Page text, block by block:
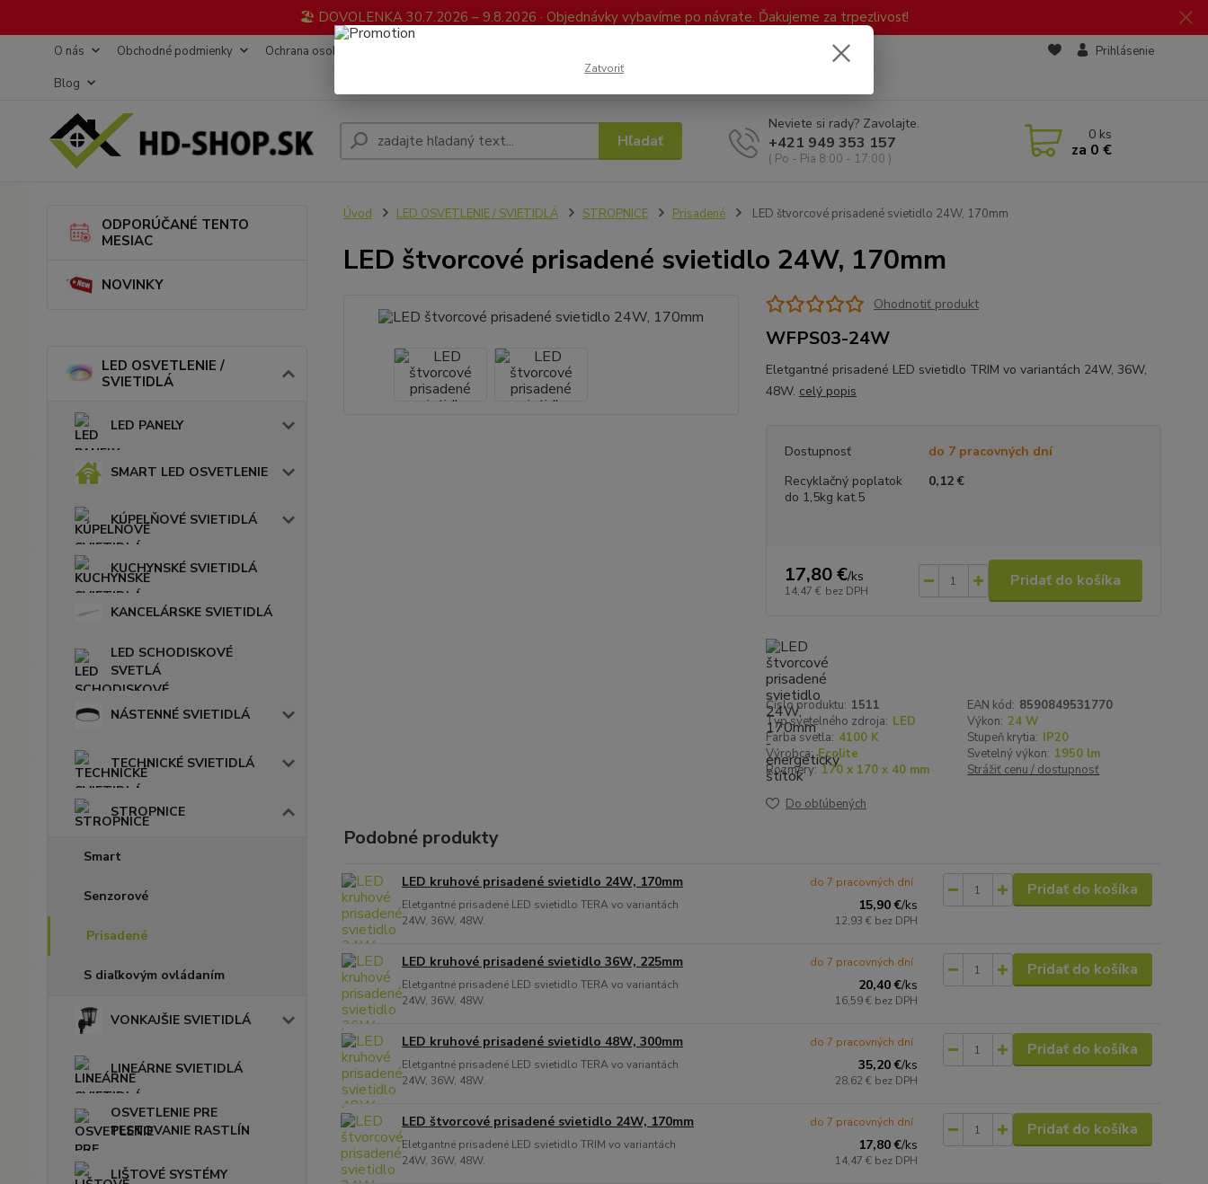
🏖️ DOVOLENKA 30.7.2026 – 9.8.2026 · Objednávky vybavíme po návrate. Ďakujeme za trpezlivosť!
O nás Obchodné podmienky Ochrana osobných údajov
Blog
Prihlásenie
Hľadať
Neviete si rady? Zavolajte.
+421 949 353 157
( Po - Pia 8:00 - 17:00 )
0 ks
za 0 €
ODPORÚČANÉ TENTO
MESIAC
NOVINKY
LED OSVETLENIE /
SVIETIDLÁ
LED PANELY
SMART LED OSVETLENIE
KÚPELŇOVÉ SVIETIDLÁ
KUCHYNSKÉ SVIETIDLÁ
KANCELÁRSKE SVIETIDLÁ
LED SCHODISKOVÉ
SVETLÁ
NÁSTENNÉ SVIETIDLÁ
TECHNICKÉ SVIETIDLÁ
STROPNICE
Smart
Senzorové
Prisadené
S diaľkovým ovládaním
VONKAJŠIE SVIETIDLÁ
LINEÁRNE SVIETIDLÁ
OSVETLENIE PRE
PESTOVANIE RASTLÍN
LIŠTOVÉ SYSTÉMY
Úvod LED OSVETLENIE / SVIETIDLÁ STROPNICE Prisadené LED štvorcové prisadené svietidlo 24W, 170mm
LED štvorcové prisadené svietidlo 24W, 170mm
Ohodnotiť produkt
WFPS03-24W
Eletgantné prisadené LED svietidlo TRIM vo variantách 24W, 36W,
48W. celý popis
Dostupnosť
do 7 pracovných dní
Recyklačný poplatok
do 1,5kg kat.5
0,12 €
17,80 €/ks
14,47 € bez DPH
Pridať do košíka
Číslo produktu: 1511 EAN kód: 8590849531770
Typ svetelného zdroja: LED Výkon: 24 W
Farba svetla: 4100 K Stupeň krytia: IP20
Výrobca: Ecolite Svetelný výkon: 1950 lm
Rozmery: 170 x 170 x 40 mm Strážiť cenu / dostupnosť
Do obľúbených
Podobné produkty
LED kruhové prisadené svietidlo 24W, 170mm
Eletgantné prisadené LED svietidlo TERA vo variantách
24W, 36W, 48W.
15,90 €/ks
12,93 € bez DPH
do 7 pracovných dní Pridať do košíka
LED kruhové prisadené svietidlo 36W, 225mm
Eletgantné prisadené LED svietidlo TERA vo variantách
24W, 36W, 48W.
20,40 €/ks
16,59 € bez DPH
do 7 pracovných dní Pridať do košíka
LED kruhové prisadené svietidlo 48W, 300mm
Eletgantné prisadené LED svietidlo TERA vo variantách
24W, 36W, 48W.
35,20 €/ks
28,62 € bez DPH
do 7 pracovných dní Pridať do košíka
LED štvorcové prisadené svietidlo 24W, 170mm
Eletgantné prisadené LED svietidlo TRIM vo variantách
24W, 36W, 48W.
17,80 €/ks
14,47 € bez DPH
do 7 pracovných dní Pridať do košíka
Zatvoriť